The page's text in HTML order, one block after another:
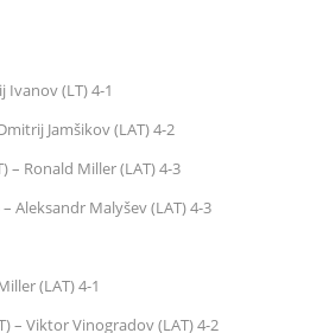
Ivanov (LT) 4-1
Jamšikov (LAT) 4-2
– Ronald Miller (LAT) 4-3
Aleksandr Malyšev (LAT) 4-3
(LAT) 4-1
– Viktor Vinogradov (LAT) 4-2